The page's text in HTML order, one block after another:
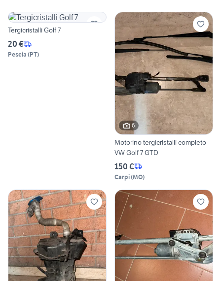
Tergicristalli Golf 7
20 €
Pescia (PT)
6
Motorino tergicristalli completo
VW Golf 7 GTD
150 €
Carpi(MO)